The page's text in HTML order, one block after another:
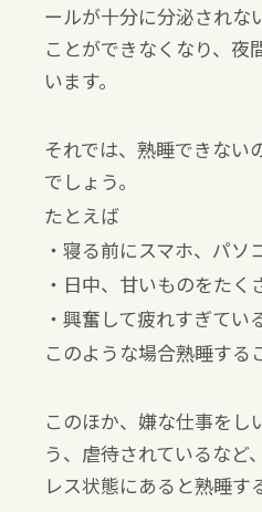
ールが十分に分泌されな
ことができなくなり、夜
います。
それでは、熟睡できない
でしょう。
たとえば
・寝る前にスマホ、パソ
・日中、甘いものをたく
・興奮して疲れすぎてい
このような場合熟睡する
このほか、嫌な仕事をし
う、虐待されているなど
レス状態にあると熟睡す